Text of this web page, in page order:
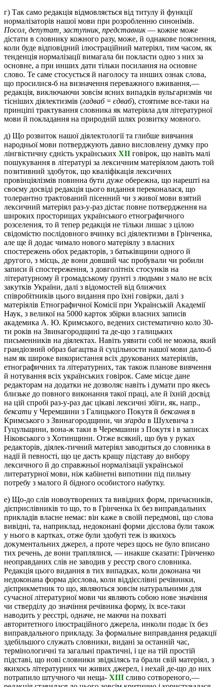
г) Так само редакція відмовляється від титулу й функції
нормалізаторів нашої мови при розробленню синонімів.
Посол, депутат, заступник, представник— кожне може
дістати в словнику кожного разу, може, й однакове пояснення,
коли буде відповідний ілюстраційний матеріял, тим часом, як
тенденція нормалізації вимагала би покласти одно з них за
основне, а при инших дати тільки посилання на основне
слово. Те саме стосується й наголосу та инших ознак слова,
що просилися-б на визначення переважного вживання,—
редакція, виключаючи зовсім ясних випадків вульгаризмів чи
тісніших діялектизмів (гадваб= єдваб), стоятиме все-таки на
принціпі трактування словника як матеріяла для літературної
мови й покладання на природній шлях розвитку мовного.
д) Що розвиток нашої діялектології та глибше вивчання
народньої мови потверджують давно висловлену думку про
лінгвістичну єдність українських XII говірок, що навіть малі
пошукування в літературі за лексичним матеріялом дають той
позитивний здобуток, що кваліфікація лексичних
провінціялізмів повинна бути дуже обережна, що нарешті на
своєму досвіді редакція цього видання переконалася, що
толерантно трактований пісенний чи з живої мови взятий
лексичний матеріял раз-у-раз дістає повне потвердження на
широких просторищах українського етнографичного
розселення, то й тепер редакція не тільки лишає з цілою
свідомістю послідовного вчинку всі діялектизми в Грінченка,
але ще й додає чимало нового матеріялу з власних
спостережень обох редакторів, з батьківщини одного й
другого, з місць, де вони довший час пробували чи робили
записи й спостереження, з довголітніх стосунків на
літературному й громадському ґрунті з людьми з мало не всіх
закутків України, далі з відомостей від ближчих
співробітників цього видання про їхні говірки, далі з
матеріялів Етнографичної Комісії при Українській Академії
Наук, з великої на 5000 карток збірки власних записів
академика А. Ю. Кримського, ведених систематично коло 30-
ти років на Звинагородщині та де-що з галицьких
письменників на діялектах. Навіть уявити собі не можна, який
грандіозний образ багацтва й суцільности нашої мови дало-б
нам як широке використання всіх друкованих матеріялів,
етнографичних та літературних, так також планове вивчення
й нотування всіх українських говірок. Саме місце дане
редакторам на додатки не дозволяє навіть і думати про якесь
близьке до повного виконання такої праці, але й їхній досвід
на цій спробі раз-у-раз дає цікаві лексичні збіги, як, напр.,
бексати у Черемшини з Галицького Покутя й бексання в
Кримського з Звинагородщини, чизґарда в Шухевича з
Гуцульщини, вона-ж таки в Черемшини з Покутя і в записах
Ніковського з Хотинщини. Отже всякий, що був у руках
редакторів, діялек-тичний матеріял заводиться до словника в
надії й певності, що це дасть кращу підставу до вибору
лексичного й до справжньої нормалізації української
литературної мови, ніж кабінетні випотини під пильну
потребу з малого й бідного особистого набутку.
е) Що-до слів новоутворених та вивідних форм, причасників,
дієприслівників то що, то в Грінченка їх без виправдальних
прикладів власне немає: він каже в своїй передмові, що слова
вивідні, та, наприклад, недоконані форми дієслова були також
у нього в картках, отже були здобуті теж із якихось
документальних джерел, а проте через щось не було вписано
тих речень, де вони траплялися, — инакше сказати: Грінченко
неоправданих слів не заводив у реєстр свого словника.
Редакція цього видання в тих випадках, коли доконана чи
недоконана форма дієслова, коли віддієслівні речівники,
дієприкметник то що, являються зовсім натуральними для
сучасної літературної мови чи являють собою нове значіння
чи стверділу до значіння речівника форму, їх все-таки
наводить у реєстрі, одначе, не маючи на похваті
авторитетного ілюстраційного джерела, инколи подає їх без
виправдального прикладу. За формальне виправдання редакції
здебільшого служать словники, видані за останній час,
термінологичні та загальні практичні, і це на тій простій
підставі, що нові словники звідкілясь та брали свій матеріял, з
якихось літературних чи живих джерел, і нехай де-що до них
потрапило штучного чи неща- XIII сливо сотвореного,—